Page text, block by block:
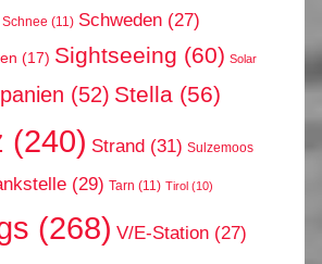
Schnee (11) Schweden (27)
(17) Sightseeing (60) Solar
(52) Stella (56)
(240) Strand (31) Sulzemoos
(29) Tarn (11) Tirol (10)
(268) V/E-Station (27)